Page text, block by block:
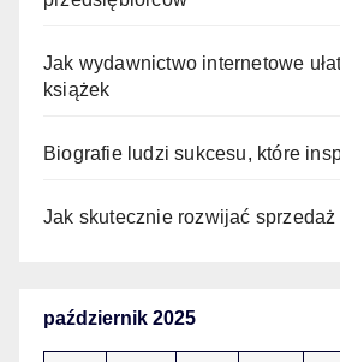
Jak wydawnictwo internetowe
książek
Biografie ludzi sukcesu, które
Jak skutecznie rozwijać
październik 2025